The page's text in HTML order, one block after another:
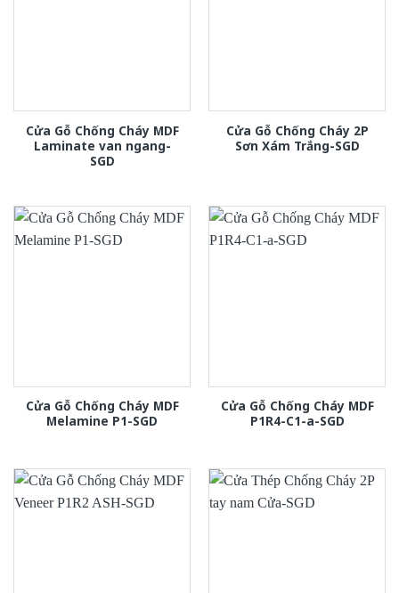
Cửa Gỗ Chống Cháy MDF
Laminate van ngang-
SGD
Cửa Gỗ Chống Cháy 2P
Sơn Xám Trắng-SGD
Cửa Gỗ Chống Cháy MDF
Melamine P1-SGD
Cửa Gỗ Chống Cháy MDF
P1R4-C1-a-SGD